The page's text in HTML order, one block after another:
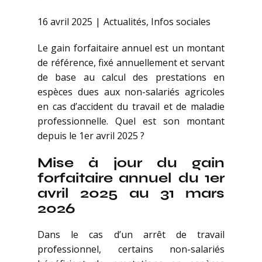
16 avril 2025 Actualités, Infos sociales
Le gain forfaitaire annuel est un montant
de référence, fixé annuellement et servant
de base au calcul des prestations en
espèces dues aux non-salariés agricoles
en cas d’accident du travail et de maladie
professionnelle. Quel est son montant
depuis le 1er avril 2025 ?
Mise à jour du gain
forfaitaire annuel du 1er
avril 2025 au 31 mars
2026
Dans le cas d’un arrêt de travail
professionnel, certains non-salariés